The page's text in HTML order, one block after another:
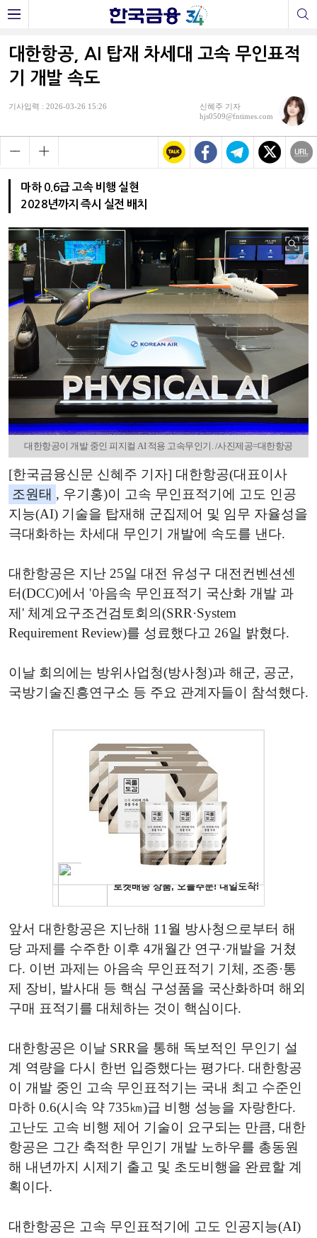
대한항공, AI 탑재 차세대 고속 무인표적
기 개발 속도
기사입력 : 2026-03-26 15:26
신혜주 기자
hjs0509@fntimes.com
마하 0.6급 고속 비행 실현
2028년까지 즉시 실전 배치
대한항공이 개발 중인 피지컬 AI 적용 고속무인기. /사진제공=대한항공
[한국금융신문 신혜주 기자] 대한항공(대표이사
조원태 , 우기홍)이 고속 무인표적기에 고도 인공
지능(AI) 기술을 탑재해 군집제어 및 임무 자율성을
극대화하는 차세대 무인기 개발에 속도를 낸다.
대한항공은 지난 25일 대전 유성구 대전컨벤션센
터(DCC)에서 '아음속 무인표적기 국산화 개발 과
제' 체계요구조건검토회의(SRR·System
Requirement Review)를 성료했다고 26일 밝혔다.
이날 회의에는 방위사업청(방사청)과 해군, 공군,
국방기술진흥연구소 등 주요 관계자들이 참석했다.
앞서 대한항공은 지난해 11월 방사청으로부터 해
당 과제를 수주한 이후 4개월간 연구·개발을 거쳤
다. 이번 과제는 아음속 무인표적기 기체, 조종·통
제 장비, 발사대 등 핵심 구성품을 국산화하며 해외
구매 표적기를 대체하는 것이 핵심이다.
대한항공은 이날 SRR을 통해 독보적인 무인기 설
계 역량을 다시 한번 입증했다는 평가다. 대한항공
이 개발 중인 고속 무인표적기는 국내 최고 수준인
마하 0.6(시속 약 735㎞)급 비행 성능을 자랑한다.
고난도 고속 비행 제어 기술이 요구되는 만큼, 대한
항공은 그간 축적한 무인기 개발 노하우를 총동원
해 내년까지 시제기 출고 및 초도비행을 완료할 계
획이다.
대한항공은 고속 무인표적기에 고도 인공지능(AI)